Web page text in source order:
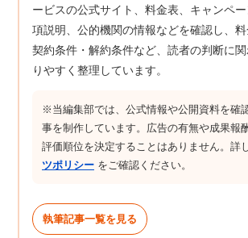
ービスの公式サイト、料金表、キャンペ
項説明、公的機関の情報などを確認し、料
契約条件・解約条件など、読者の判断に
りやすく整理しています。
※当編集部では、公式情報や公開資料を確
事を制作しています。広告の有無や成果報
評価順位を決定することはありません。詳
ツポリシー をご確認ください。
執筆記事一覧を見る